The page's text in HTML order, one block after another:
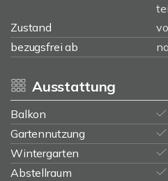
Zustand
bezugsfrei ab
Ausstattung
Balkon
Gartennutzung
Wintergarten
Abstellraum